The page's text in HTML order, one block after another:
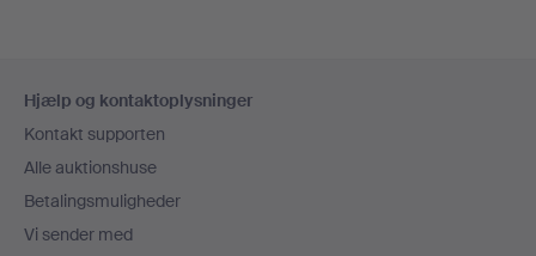
Hjælp og kontaktoplysninger
Kontakt supporten
Alle auktionshuse
Betalingsmuligheder
Vi sender med